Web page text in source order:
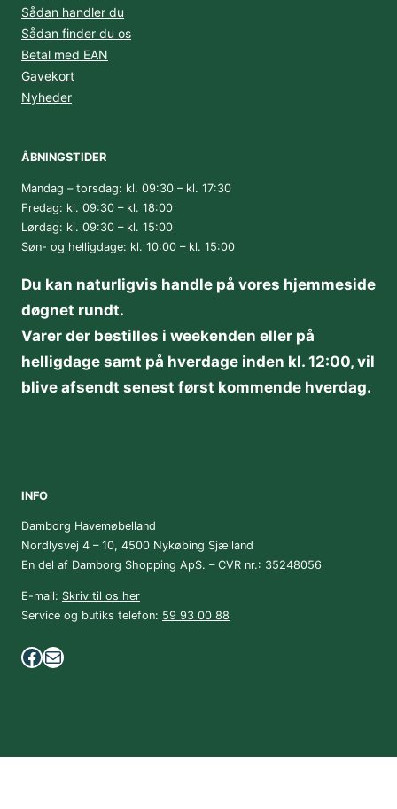
Sådan handler du
Sådan finder du os
Betal med EAN
Gavekort
Nyheder
ÅBNINGSTIDER
Mandag – torsdag: kl. 09:30 – kl. 17:30
Fredag: kl. 09:30 – kl. 18:00
Lørdag: kl. 09:30 – kl. 15:00
Søn- og helligdage: kl. 10:00 – kl. 15:00
Du kan naturligvis handle på vores hjemmeside
døgnet rundt.
Varer der bestilles i weekenden eller på
helligdage samt på hverdage inden kl. 12:00, vil
blive afsendt senest først kommende hverdag.
INFO
Damborg Havemøbelland
Nordlysvej 4 – 10, 4500 Nykøbing Sjælland
En del af Damborg Shopping ApS. – CVR nr.: 35248056
E-mail: Skriv til os her
Service og butiks telefon: 59 93 00 88
Facebook
Mail